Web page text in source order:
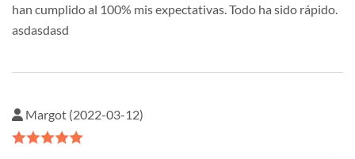
han cumplido al 100% mis expectativas. Todo ha sido rápido.
asdasdasd
Margot (2022-03-12)